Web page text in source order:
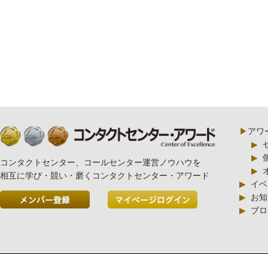
コンタクトセンター、コールセンター運営ノウハウを
相互に学び・競い・磨くコンタクトセンター・アワード
▶ アワ
▶
▶
▶
▶ イ
▶ お
▶ ブ